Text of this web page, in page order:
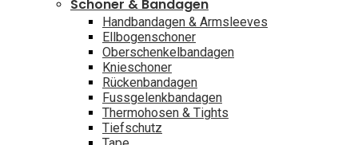
Schoner & Bandagen
Handbandagen & Armsleeves
Ellbogenschoner
Oberschenkelbandagen
Knieschoner
Rückenbandagen
Fussgelenkbandagen
Thermohosen & Tights
Tiefschutz